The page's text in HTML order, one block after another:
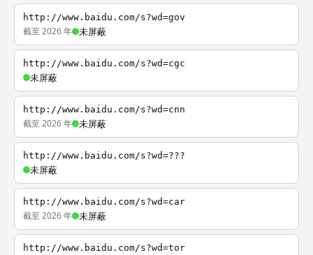
http://www.baidu.com/s?wd=gov
截至 2026 年 未屏蔽
http://www.baidu.com/s?wd=cgc
未屏蔽
http://www.baidu.com/s?wd=cnn
截至 2026 年 未屏蔽
http://www.baidu.com/s?wd=???
未屏蔽
http://www.baidu.com/s?wd=car
截至 2026 年 未屏蔽
http://www.baidu.com/s?wd=tor